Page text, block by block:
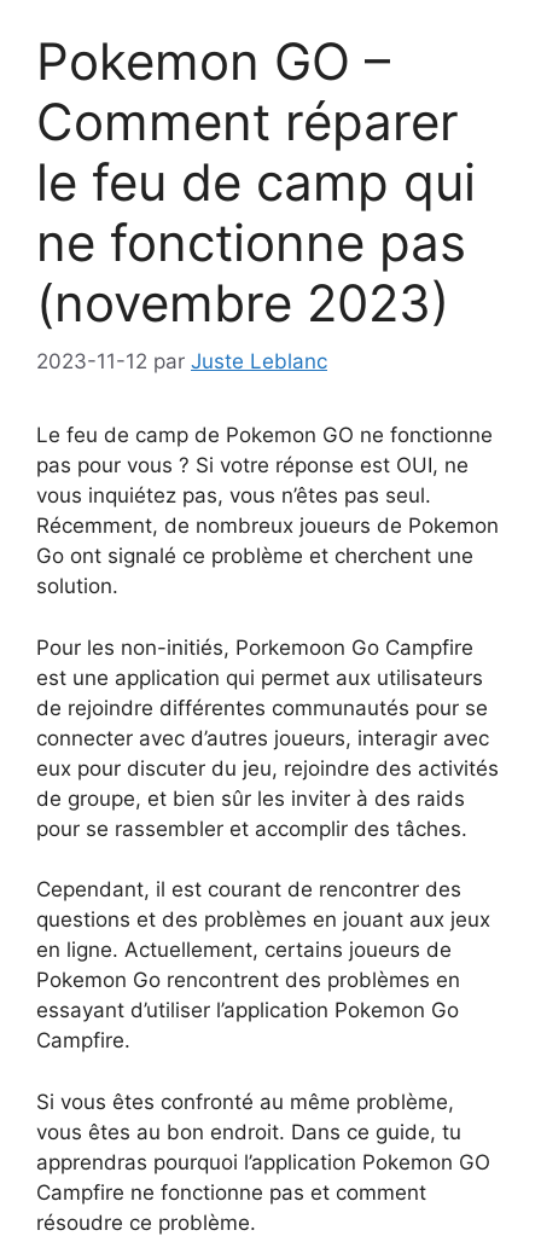
Pokemon GO –
Comment réparer
le feu de camp qui
ne fonctionne pas
(novembre 2023)
2023-11-12 par Juste Leblanc
Le feu de camp de Pokemon GO ne fonctionne
pas pour vous ? Si votre réponse est OUI, ne
vous inquiétez pas, vous n’êtes pas seul.
Récemment, de nombreux joueurs de Pokemon
Go ont signalé ce problème et cherchent une
solution.
Pour les non-initiés, Porkemoon Go Campfire
est une application qui permet aux utilisateurs
de rejoindre différentes communautés pour se
connecter avec d’autres joueurs, interagir avec
eux pour discuter du jeu, rejoindre des activités
de groupe, et bien sûr les inviter à des raids
pour se rassembler et accomplir des tâches.
Cependant, il est courant de rencontrer des
questions et des problèmes en jouant aux jeux
en ligne. Actuellement, certains joueurs de
Pokemon Go rencontrent des problèmes en
essayant d’utiliser l’application Pokemon Go
Campfire.
Si vous êtes confronté au même problème,
vous êtes au bon endroit. Dans ce guide, tu
apprendras pourquoi l’application Pokemon GO
Campfire ne fonctionne pas et comment
résoudre ce problème.